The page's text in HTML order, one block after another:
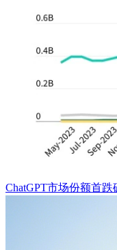
​ChatGPT市场份额首